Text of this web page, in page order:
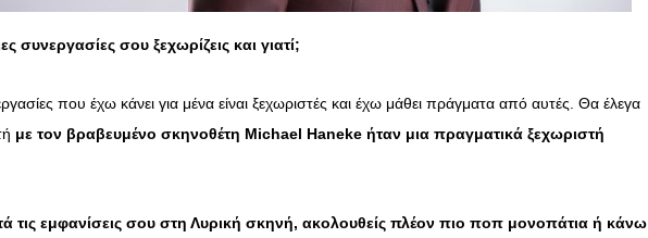
συνεργασίες σου ξεχωρίζεις και γιατί;
που έχω κάνει για μένα είναι ξεχωριστές και έχω μάθει πράγματα από αυτές. Θα έλεγα
με τον βραβευμένο σκηνοθέτη Michael Haneke ήταν μια πραγματικά ξεχωριστή
τις εμφανίσεις σου στη Λυρική σκηνή, ακολουθείς πλέον πιο ποπ μονοπάτια ή κάνω